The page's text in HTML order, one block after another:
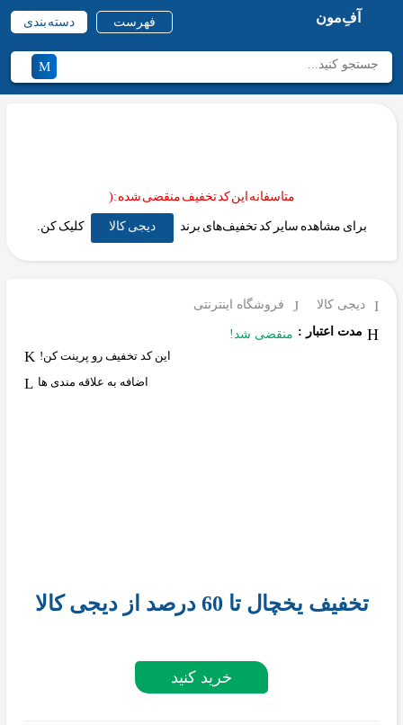
آفِ‌مون فهرست دسته بندی
متاسفانه این کد تخفیف منقضی شده :(
برای مشاهده سایر کد تخفیف‌های برند دیجی کالا کلیک کن.
دیجی کالا
فروشگاه اینترنتی
مدت اعتبار : منقضی شد!
این کد تخفیف رو پرینت کن!
اضافه به علاقه مندی ها
تخفیف یخچال تا 60 درصد از دیجی کالا
خرید کنید